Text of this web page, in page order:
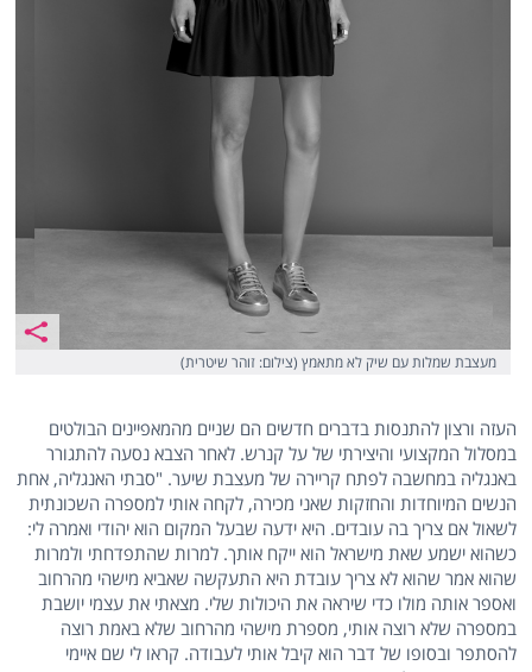
מעצבת שמלות עם שיק לא מתאמץ (צילום: זוהר שיטרית)
העזה ורצון להתנסות בדברים חדשים הם שניים מהמאפיינים הבולטים
במסלול המקצועי והיצירתי של על קנרש. לאחר הצבא נסעה להתגורר
באנגליה במחשבה לפתח קריירה של מעצבת שיער. "סבתי האנגליה, אחת
הנשים המיוחדות והחזקות שאני מכירה, לקחה אותי למספרה השכונתית
לשאול אם צריך בה עובדים. היא ידעה שבעל המקום הוא יהודי ואמרה לי:
כשהוא ישמע שאת מישראל הוא ייקח אותך. למרות שהתפדחתי ולמרות
שהוא אמר שהוא לא צריך עובדת היא התעקשה שאביא מישהי מהרחוב
ואספר אותה מולו כדי שיראה את היכולות שלי. מצאתי את עצמי יושבת
במספרה שלא רוצה אותי, מספרת מישהי מהרחוב שלא באמת רוצה
להסתפר ובסופו של דבר הוא קיבל אותי לעבודה. קראו לי שם איימי